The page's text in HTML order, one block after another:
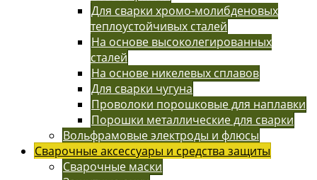
Для сварки хромо-молибденовых
теплоустойчивых сталей
На основе высоколегированных
сталей
На основе никелевых сплавов
Для сварки чугуна
Проволоки порошковые для наплавки
Порошки металлические для сварки
Вольфрамовые электроды и флюсы
Сварочные аксессуары и средства защиты
Сварочные маски